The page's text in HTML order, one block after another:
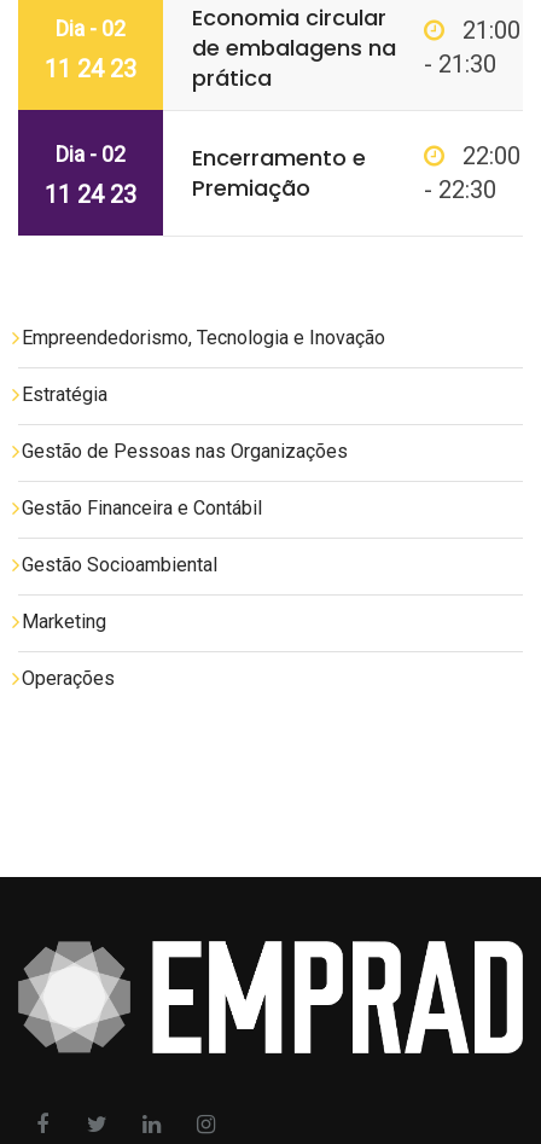
Dia - 02
11 24 23
Economia circular
de embalagens na
prática
21:00
- 21:30
Dia - 02
11 24 23
Encerramento e
Premiação
22:00
- 22:30
Empreendedorismo, Tecnologia e Inovação
Estratégia
Gestão de Pessoas nas Organizações
Gestão Financeira e Contábil
Gestão Socioambiental
Marketing
Operações